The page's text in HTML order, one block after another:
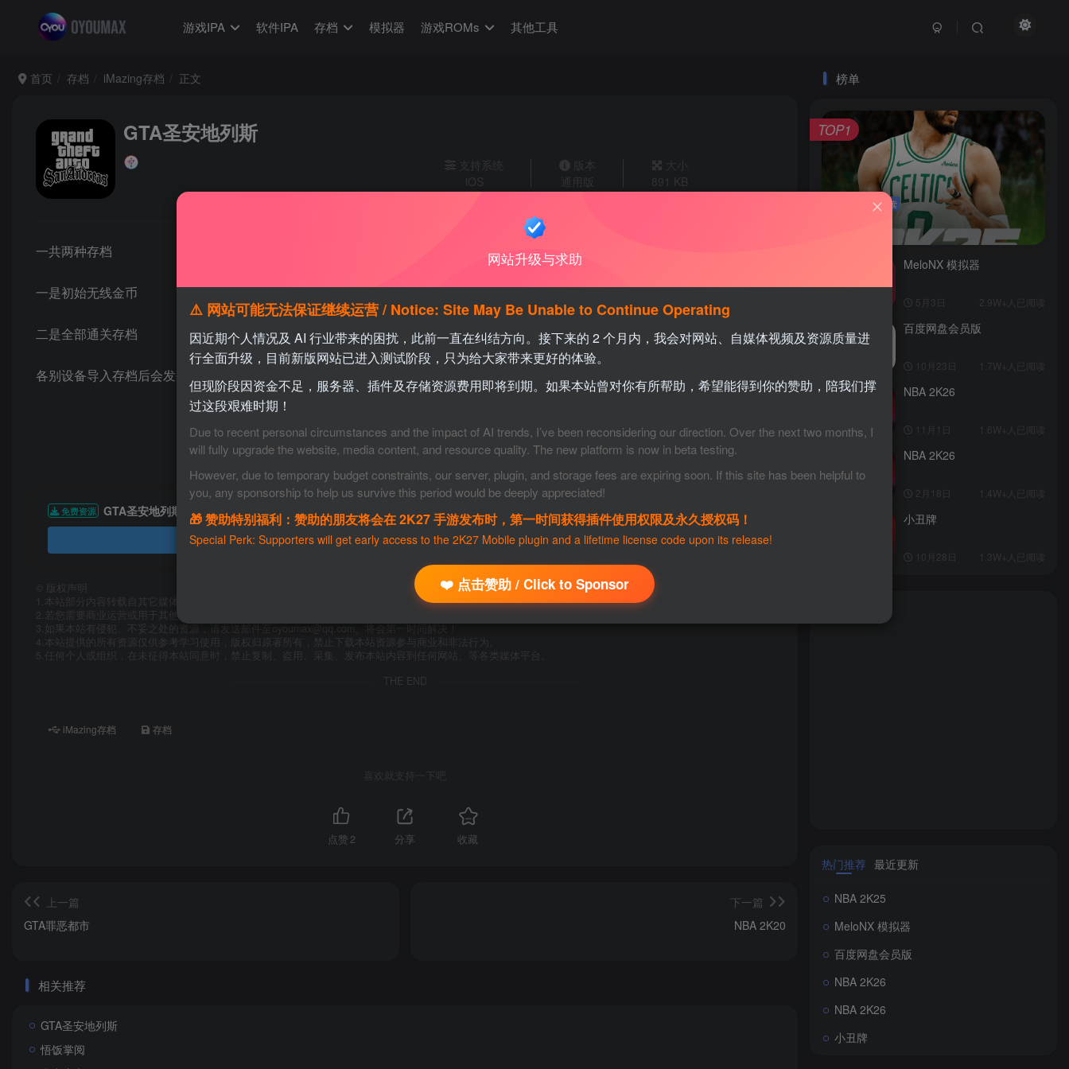
游戏IPA 软件IPA 存档 模拟器 游戏ROMs 其他工具
首页 存档 iMazing存档 正文
GTA圣安地列斯
支持系统
iOS
版本
通用版
大小
891 KB
一共两种存档
一是初始无线金币
二是全部通关存档
各别设备导入存档后会发生游戏闪退等现象 删除游戏，重新安装后，再次导入可以解决闪退
免费资源 GTA圣安地列斯
资源下载
版权声明
1.本站部分内容转载自其它媒体，但并不代表本站赞同其观点和对其真实性负责。
2.若您需要商业运营或用于其他商业活动，请您购买正版授权并合法使用。
3.如果本站有侵犯、不妥之处的资源，请发送邮件至oyoumax@qq.com。将会第一时间解决！
4.本站提供的所有资源仅供参考学习使用，版权归原著所有，禁止下载本站资源参与商业和非法行为。
5.任何个人或组织，在未征得本站同意时，禁止复制、盗用、采集、发布本站内容到任何网站、等各类媒体平台。
THE END
iMazing存档 存档
喜欢就支持一下吧
点赞2 分享 收藏
上一篇
GTA罪恶都市
下一篇
NBA 2K20
相关推荐
GTA圣安地列斯
悟饭掌阅
榜单
4.5W+人已阅读
TOP1
MeloNX 模拟器
5月3日 2.9W+人已阅读
百度网盘会员版
10月23日 1.7W+人已阅读
TOP3
NBA 2K26
11月1日 1.6W+人已阅读
TOP4
NBA 2K26
2月18日 1.4W+人已阅读
小丑牌
10月28日 1.3W+人已阅读
热门推荐 最近更新
NBA 2K25
MeloNX 模拟器
百度网盘会员版
NBA 2K26
NBA 2K26
小丑牌
网站升级与求助
⚠️ 网站可能无法保证继续运营 / Notice: Site May Be Unable to Continue Operating
因近期个人情况及 AI 行业带来的困扰，此前一直在纠结方向。接下来的 2 个月内，我会对网站、自媒体视频及资源质量进
行全面升级，目前新版网站已进入测试阶段，只为给大家带来更好的体验。
但现阶段因资金不足，服务器、插件及存储资源费用即将到期。如果本站曾对你有所帮助，希望能得到你的赞助，陪我们撑
过这段艰难时期！
Due to recent personal circumstances and the impact of AI trends, I’ve been reconsidering our direction. Over the next two months, I
will fully upgrade the website, media content, and resource quality. The new platform is now in beta testing.
However, due to temporary budget constraints, our server, plugin, and storage fees are expiring soon. If this site has been helpful to
you, any sponsorship to help us survive this period would be deeply appreciated!
🎁 赞助特别福利：赞助的朋友将会在 2K27 手游发布时，第一时间获得插件使用权限及永久授权码！
Special Perk: Supporters will get early access to the 2K27 Mobile plugin and a lifetime license code upon its release!
❤️ 点击赞助 / Click to Sponsor